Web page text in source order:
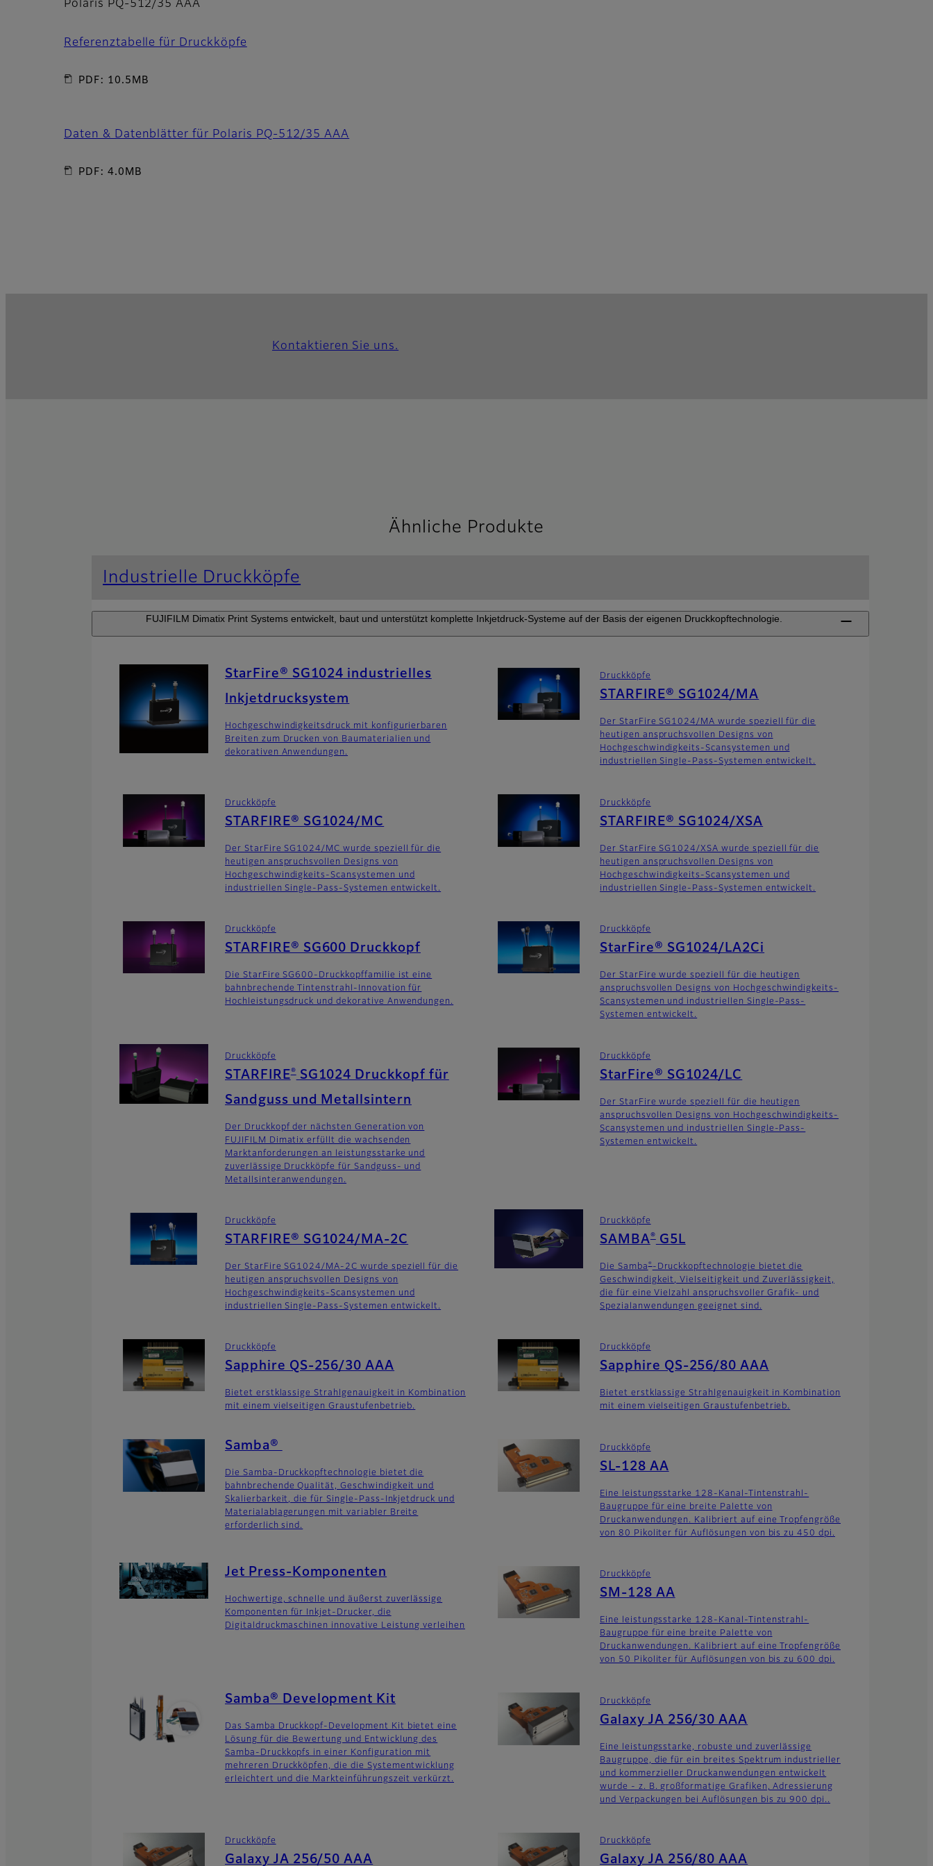
Polaris PQ-512/35 AAA
Referenztabelle für Druckköpfe
PDF: 10.5MB
Daten & Datenblätter für Polaris PQ-512/35 AAA
PDF: 4.0MB
Kontaktieren Sie uns.
Ähnliche Produkte
Industrielle Druckköpfe
FUJIFILM Dimatix Print Systems entwickelt, baut und unterstützt komplette Inkjetdruck-Systeme auf der Basis der eigenen Druckkopftechnologie.
StarFire® SG1024 industrielles
Inkjetdrucksystem
Hochgeschwindigkeitsdruck mit konfigurierbaren
Breiten zum Drucken von Baumaterialien und
dekorativen Anwendungen.
Druckköpfe
STARFIRE® SG1024/MA
Der StarFire SG1024/MA wurde speziell für die
heutigen anspruchsvollen Designs von
Hochgeschwindigkeits-Scansystemen und
industriellen Single-Pass-Systemen entwickelt.
Druckköpfe
STARFIRE® SG1024/MC
Der StarFire SG1024/MC wurde speziell für die
heutigen anspruchsvollen Designs von
Hochgeschwindigkeits-Scansystemen und
industriellen Single-Pass-Systemen entwickelt.
Druckköpfe
STARFIRE® SG1024/XSA
Der StarFire SG1024/XSA wurde speziell für die
heutigen anspruchsvollen Designs von
Hochgeschwindigkeits-Scansystemen und
industriellen Single-Pass-Systemen entwickelt.
Druckköpfe
STARFIRE® SG600 Druckkopf
Die StarFire SG600-Druckkopffamilie ist eine
bahnbrechende Tintenstrahl-Innovation für
Hochleistungsdruck und dekorative Anwendungen.
Druckköpfe
StarFire® SG1024/LA2Ci
Der StarFire wurde speziell für die heutigen
anspruchsvollen Designs von Hochgeschwindigkeits-
Scansystemen und industriellen Single-Pass-
Systemen entwickelt.
Druckköpfe
STARFIRE®SG1024 Druckkopf für
Sandguss und Metallsintern
Der Druckkopf der nächsten Generation von
FUJIFILM Dimatix erfüllt die wachsenden
Marktanforderungen an leistungsstarke und
zuverlässige Druckköpfe für Sandguss- und
Metallsinteranwendungen.
Druckköpfe
StarFire® SG1024/LC
Der StarFire wurde speziell für die heutigen
anspruchsvollen Designs von Hochgeschwindigkeits-
Scansystemen und industriellen Single-Pass-
Systemen entwickelt.
Druckköpfe
STARFIRE® SG1024/MA-2C
Der StarFire SG1024/MA-2C wurde speziell für die
heutigen anspruchsvollen Designs von
Hochgeschwindigkeits-Scansystemen und
industriellen Single-Pass-Systemen entwickelt.
Druckköpfe
SAMBA®G5L
Die Samba® -Druckkopftechnologie bietet die
Geschwindigkeit, Vielseitigkeit und Zuverlässigkeit,
die für eine Vielzahl anspruchsvoller Grafik- und
Spezialanwendungen geeignet sind.
Druckköpfe
Sapphire QS-256/30 AAA
Bietet erstklassige Strahlgenauigkeit in Kombination
mit einem vielseitigen Graustufenbetrieb.
Druckköpfe
Sapphire QS-256/80 AAA
Bietet erstklassige Strahlgenauigkeit in Kombination
mit einem vielseitigen Graustufenbetrieb.
Samba®
Die Samba-Druckkopftechnologie bietet die
bahnbrechende Qualität, Geschwindigkeit und
Skalierbarkeit, die für Single-Pass-Inkjetdruck und
Materialablagerungen mit variabler Breite
erforderlich sind.
Druckköpfe
SL-128 AA
Eine leistungsstarke 128-Kanal-Tintenstrahl-
Baugruppe für eine breite Palette von
Druckanwendungen. Kalibriert auf eine Tropfengröße
von 80 Pikoliter für Auflösungen von bis zu 450 dpi.
Jet Press-Komponenten
Hochwertige, schnelle und äußerst zuverlässige
Komponenten für Inkjet-Drucker, die
Digitaldruckmaschinen innovative Leistung verleihen
Druckköpfe
SM-128 AA
Eine leistungsstarke 128-Kanal-Tintenstrahl-
Baugruppe für eine breite Palette von
Druckanwendungen. Kalibriert auf eine Tropfengröße
von 50 Pikoliter für Auflösungen von bis zu 600 dpi.
Samba® Development Kit
Das Samba Druckkopf-Development Kit bietet eine
Lösung für die Bewertung und Entwicklung des
Samba-Druckkopfs in einer Konfiguration mit
mehreren Druckköpfen, die die Systementwicklung
erleichtert und die Markteinführungszeit verkürzt.
Druckköpfe
Galaxy JA 256/30 AAA
Eine leistungsstarke, robuste und zuverlässige
Baugruppe, die für ein breites Spektrum industrieller
und kommerzieller Druckanwendungen entwickelt
wurde - z. B. großformatige Grafiken, Adressierung
und Verpackungen bei Auflösungen bis zu 900 dpi..
Druckköpfe
Galaxy JA 256/50 AAA
Druckköpfe
Galaxy JA 256/80 AAA